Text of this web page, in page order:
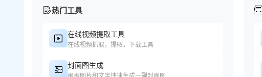
热门工具
在线视频提取工具
在线视频抓取，提取，下载工具
封面图生成